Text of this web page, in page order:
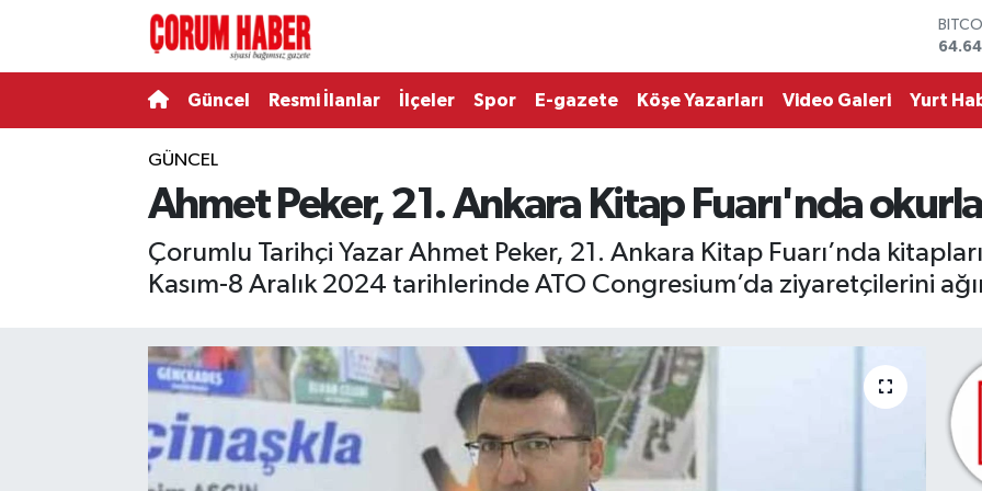
EURO
Güncel Resmi İlanlar İlçeler Spor E-gazete Köşe Yazarları Video Galeri Yurt
GÜNCEL
Ahmet Peker, 21. Ankara Kitap Fuarı'nda
Çorumlu Tarihçi Yazar Ahmet Peker, 21. Ankara Kitap Fuarı’nda
Kasım-8 Aralık 2024 tarihlerinde ATO Congresium’da ziyaretçilerini
Resmi İlanlar
Boğazkale
Çorum Namaz Vakitleri
Trafik Durumu
Tüm Manşetler
Son Dakika Haberleri
Haber Arşivi